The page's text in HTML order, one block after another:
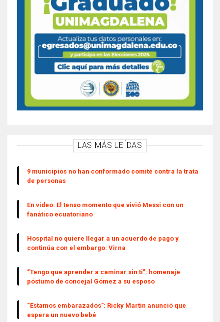
LAS MÁS LEÍDAS
9 municipios no han conformado comité contra la trata
de personas
En video: El tenso momento que vivió Messi con un
fanático ecuatoriano
Hospital no quiere llegar a un acuerdo de pago y
continúa con el embargo: Virna
“Tengo que aprender a caminar sin ti”: homenaje
póstumo de concejal Gómez a su esposo
“Estamos embarazados”: Ricky Martin anunció que
espera un nuevo bebé